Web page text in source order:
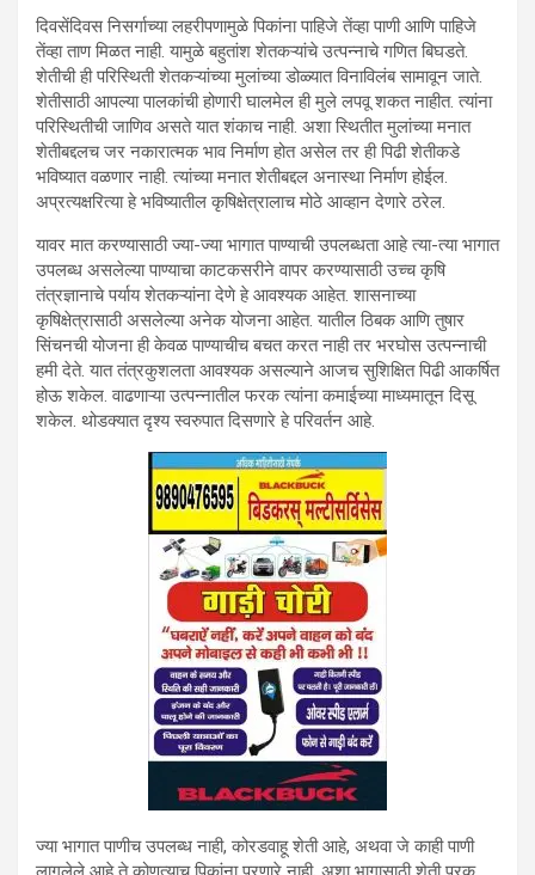
दिवसेंदिवस निसर्गाच्या लहरीपणामुळे पिकांना पाहिजे तेंव्हा पाणी आणि पाहिजे
तेंव्हा ताण मिळत नाही. यामुळे बहुतांश शेतकऱ्यांचे उत्पन्नाचे गणित बिघडते.
शेतीची ही परिस्थिती शेतकऱ्यांच्या मुलांच्या डोळ्यात विनाविलंब सामावून जाते.
शेतीसाठी आपल्या पालकांची होणारी घालमेल ही मुले लपवू शकत नाहीत. त्यांना
परिस्थितीची जाणिव असते यात शंकाच नाही. अशा स्थितीत मुलांच्या मनात
शेतीबद्दलच जर नकारात्मक भाव निर्माण होत असेल तर ही पिढी शेतीकडे
भविष्यात वळणार नाही. त्यांच्या मनात शेतीबद्दल अनास्था निर्माण होईल.
अप्रत्यक्षरित्या हे भविष्यातील कृषिक्षेत्रालाच मोठे आव्हान देणारे ठरेल.
यावर मात करण्यासाठी ज्या-ज्या भागात पाण्याची उपलब्धता आहे त्या-त्या भागात
उपलब्ध असलेल्या पाण्याचा काटकसरीने वापर करण्यासाठी उच्च कृषि
तंत्रज्ञानाचे पर्याय शेतकऱ्यांना देणे हे आवश्यक आहेत. शासनाच्या
कृषिक्षेत्रासाठी असलेल्या अनेक योजना आहेत. यातील ठिबक आणि तुषार
सिंचनची योजना ही केवळ पाण्याचीच बचत करत नाही तर भरघोस उत्पन्नाची
हमी देते. यात तंत्रकुशलता आवश्यक असल्याने आजच सुशिक्षित पिढी आकर्षित
होऊ शकेल. वाढणाऱ्या उत्पन्नातील फरक त्यांना कमाईच्या माध्यमातून दिसू
शकेल. थोडक्यात दृश्य स्वरुपात दिसणारे हे परिवर्तन आहे.
ज्या भागात पाणीच उपलब्ध नाही, कोरडवाहू शेती आहे, अथवा जे काही पाणी